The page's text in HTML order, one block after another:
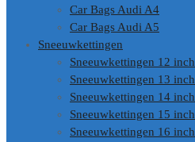
Car Bags Audi A4
Car Bags Audi A5
Sneeuwkettingen
Sneeuwkettingen 12 inch
Sneeuwkettingen 13 inch
Sneeuwkettingen 14 inch
Sneeuwkettingen 15 inch
Sneeuwkettingen 16 inch